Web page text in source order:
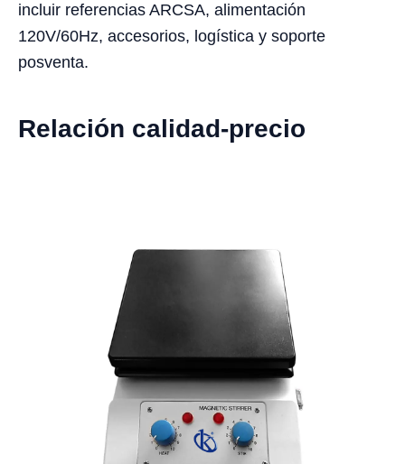
incluir referencias ARCSA, alimentación
120V/60Hz, accesorios, logística y soporte
posventa.
Relación calidad-precio